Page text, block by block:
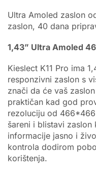
Ultra Amoled zaslon
zaslon, 40 dana
1,43” Ultra Amoled
Kieslect K11 Pro ima
responzivni zaslon s
znači da će vaš
praktičan kad god
rezoluciju od
šareni i blistavi
informacije jasno i
kontrola dodirom
korištenja.